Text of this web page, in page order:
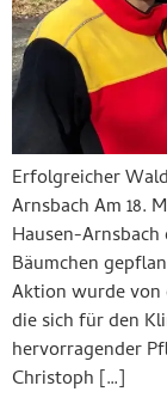
Erfolgreicher
Arnsbach Am 18.
Hausen-
Bäumchen
Aktion wurde von
die sich für den
hervorragender
Christoph […]